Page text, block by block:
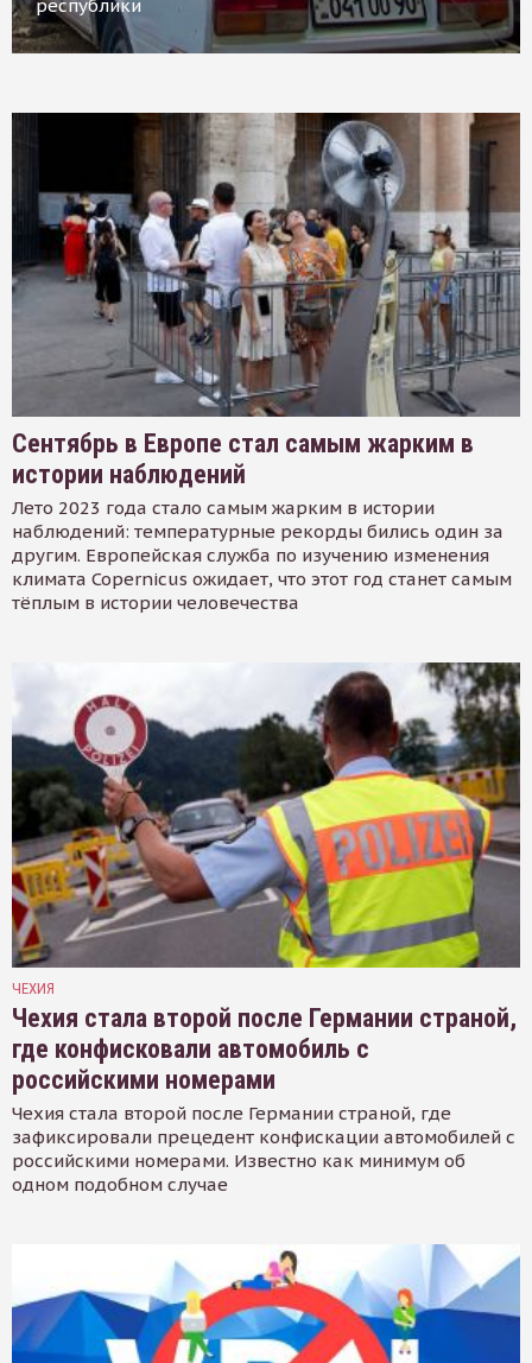
республики
Сентябрь в Европе стал самым жарким в
истории наблюдений
Лето 2023 года стало самым жарким в истории
наблюдений: температурные рекорды бились один за
другим. Европейская служба по изучению изменения
климата Copernicus ожидает, что этот год станет самым
тёплым в истории человечества
ЧЕХИЯ
Чехия стала второй после Германии страной,
где конфисковали автомобиль с
российскими номерами
Чехия стала второй после Германии страной, где
зафиксировали прецедент конфискации автомобилей с
российскими номерами. Известно как минимум об
одном подобном случае